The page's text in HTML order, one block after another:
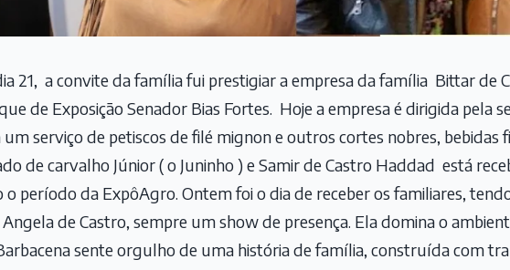
21, a convite da família fui prestigiar a empresa da família Bittar de
de Exposição Senador Bias Fortes. Hoje a empresa é dirigida pela
um serviço de petiscos de filé mignon e outros cortes nobres, bebidas
de carvalho Júnior ( o Juninho ) e Samir de Castro Haddad está
período da ExpôAgro. Ontem foi o dia de receber os familiares,
de Castro, sempre um show de presença. Ela domina o
sente orgulho de uma história de família, construída com